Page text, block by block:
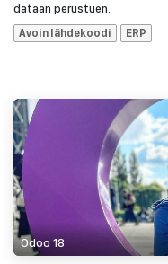
dataan perustuen.
Avoin lähdekoodi
ERP
Odoo 18